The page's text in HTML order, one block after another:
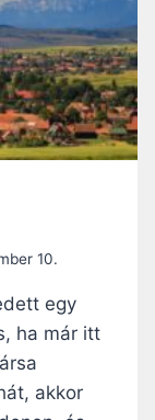
10.
egy
ha már itt
akkor